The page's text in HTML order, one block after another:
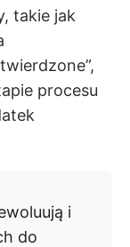
takie jak
procesu
i
do